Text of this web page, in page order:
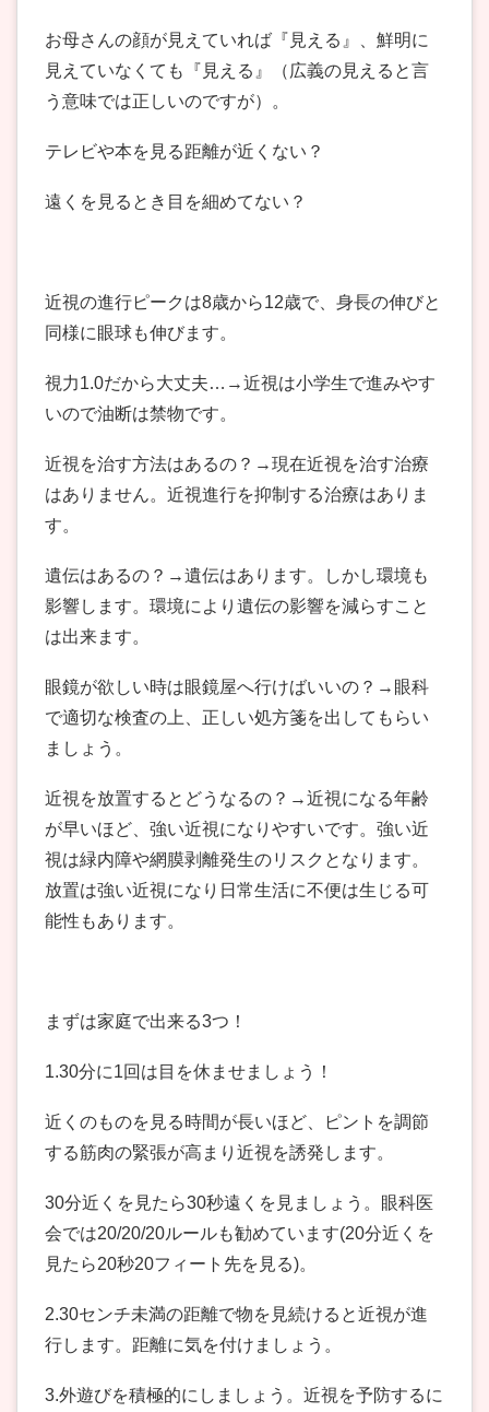
お母さんの顔が見えていれば『見える』、鮮明に
見えていなくても『見える』（広義の見えると言
う意味では正しいのですが）。
テレビや本を見る距離が近くない？
遠くを見るとき目を細めてない？
近視の進行ピークは8歳から12歳で、身長の伸びと
同様に眼球も伸びます。
視力1.0だから大丈夫…→近視は小学生で進みやす
いので油断は禁物です。
近視を治す方法はあるの？→現在近視を治す治療
はありません。近視進行を抑制する治療はありま
す。
遺伝はあるの？→遺伝はあります。しかし環境も
影響します。環境により遺伝の影響を減らすこと
は出来ます。
眼鏡が欲しい時は眼鏡屋へ行けばいいの？→眼科
で適切な検査の上、正しい処方箋を出してもらい
ましょう。
近視を放置するとどうなるの？→近視になる年齢
が早いほど、強い近視になりやすいです。強い近
視は緑内障や網膜剥離発生のリスクとなります。
放置は強い近視になり日常生活に不便は生じる可
能性もあります。
まずは家庭で出来る3つ！
1.30分に1回は目を休ませましょう！
近くのものを見る時間が長いほど、ピントを調節
する筋肉の緊張が高まり近視を誘発します。
30分近くを見たら30秒遠くを見ましょう。眼科医
会では20/20/20ルールも勧めています(20分近くを
見たら20秒20フィート先を見る)。
2.30センチ未満の距離で物を見続けると近視が進
行します。距離に気を付けましょう。
3.外遊びを積極的にしましょう。近視を予防するに